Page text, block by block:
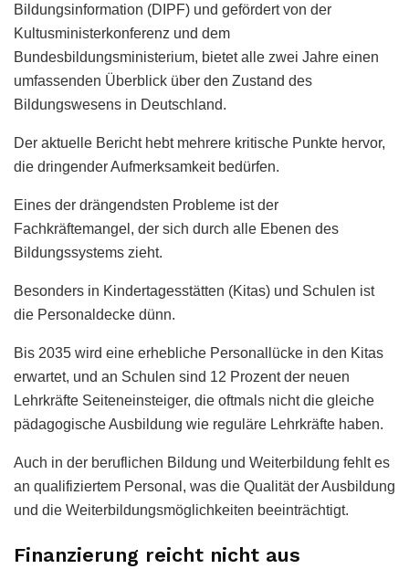
Bildungsinformation (DIPF) und gefördert von der
Kultusministerkonferenz und dem
Bundesbildungsministerium, bietet alle zwei Jahre einen
umfassenden Überblick über den Zustand des
Bildungswesens in Deutschland.
Der aktuelle Bericht hebt mehrere kritische Punkte hervor,
die dringender Aufmerksamkeit bedürfen.
Eines der drängendsten Probleme ist der
Fachkräftemangel, der sich durch alle Ebenen des
Bildungssystems zieht.
Besonders in Kindertagesstätten (Kitas) und Schulen ist
die Personaldecke dünn.
Bis 2035 wird eine erhebliche Personallücke in den Kitas
erwartet, und an Schulen sind 12 Prozent der neuen
Lehrkräfte Seiteneinsteiger, die oftmals nicht die gleiche
pädagogische Ausbildung wie reguläre Lehrkräfte haben.
Auch in der beruflichen Bildung und Weiterbildung fehlt es
an qualifiziertem Personal, was die Qualität der Ausbildung
und die Weiterbildungsmöglichkeiten beeinträchtigt.
Finanzierung reicht nicht aus